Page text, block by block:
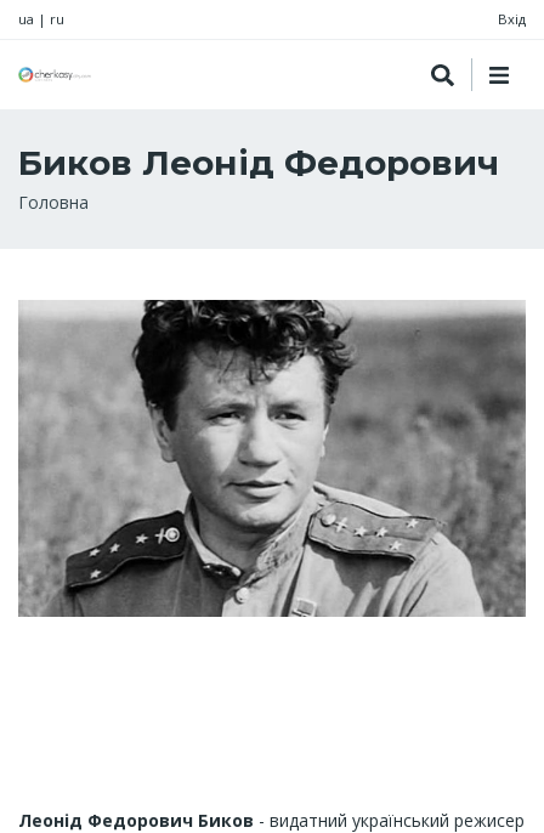
ua | ru Вхід
Биков Леонід Федорович
Рядок
Головна
Леонід Федорович Биков - видатний український режисер